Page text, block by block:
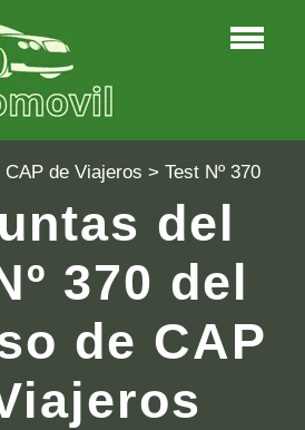
CAP de Viajeros > Test Nº 370
del
370 del
de CAP